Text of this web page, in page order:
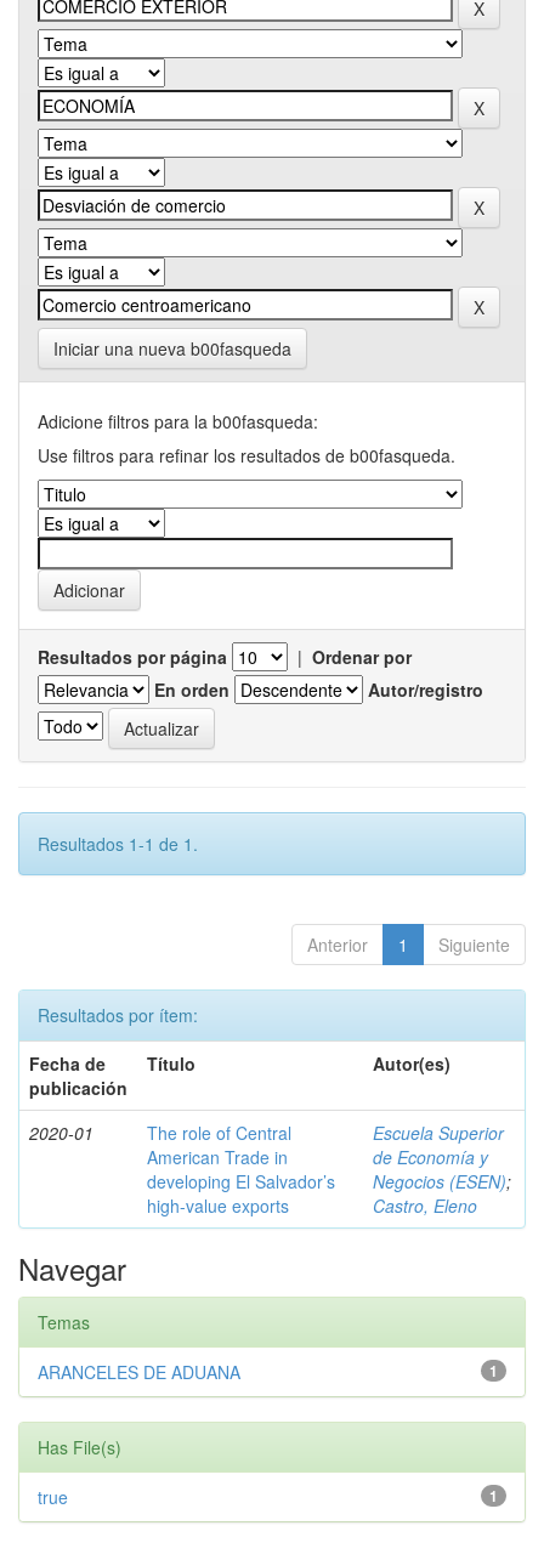
Iniciar una nueva b00fasqueda
Adicione filtros para la b00fasqueda:
Use filtros para refinar los resultados de b00fasqueda.
Resultados por página | Ordenar por
En orden
Autor/registro
Resultados 1-1 de 1.
Anterior 1 Siguiente
Resultados por ítem:
Fecha de
publicación
Título Autor(es)
2020-01
The role of Central
American Trade in
developing El Salvador’s
high-value exports
Escuela Superior
de Economía y
Negocios (ESEN);
Castro, Eleno
Navegar
Temas
1
ARANCELES DE ADUANA
Has File(s)
1
true